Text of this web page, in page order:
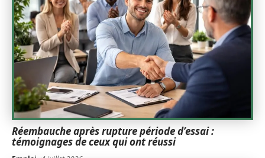
Réembauche après rupture période d’essai :
témoignages de ceux qui ont réussi